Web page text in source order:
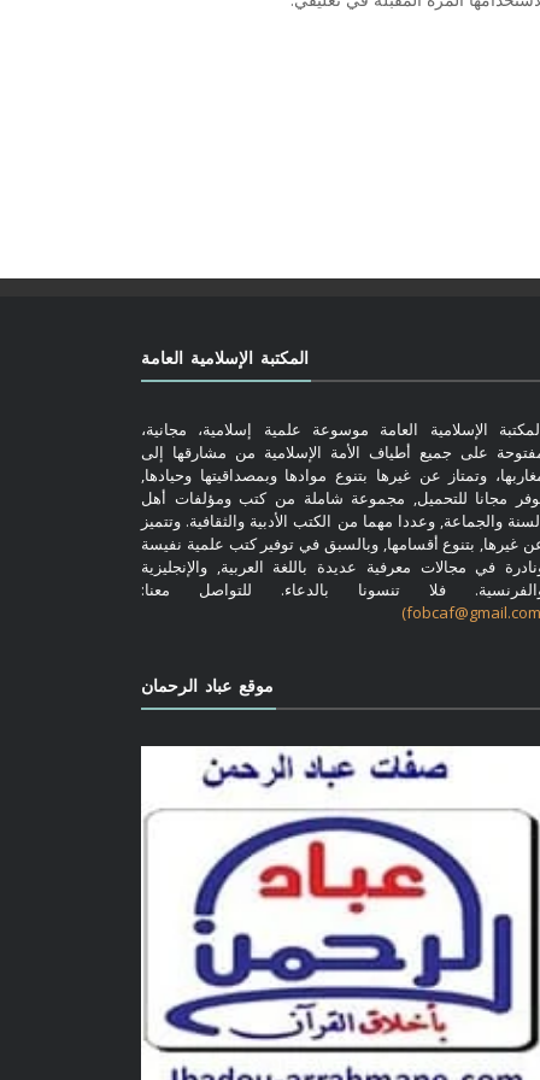
المكتبة الإسلامية العامة
الإسلامية العامة موسوعة علمية إسلامية، مجانية،
على جميع أطياف الأمة الإسلامية من مشارقها إلى
وتمتاز عن غيرها بتنوع موادها وبمصداقيتها وحيادها,
مجانا للتحميل, مجموعة شاملة من كتب ومؤلفات أهل
والجماعة, وعددا مهما من الكتب الأدبية والثقافية. وتتميز
غيرها, بتنوع أقسامها, وبالسبق في توفير كتب علمية نفيسة
في مجالات معرفية عديدة باللغة العربية, والإنجليزية
فلا تنسونا بالدعاء. للتواصل معنا:
موقع عباد الرحمان